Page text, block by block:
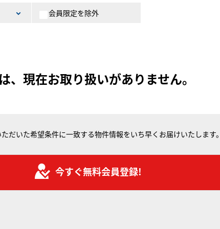
会員限定を除外
、現在お取り扱いがありません。
だいた希望条件に一致する物件情報をいち早くお届けいたします。
今すぐ無料会員登録!